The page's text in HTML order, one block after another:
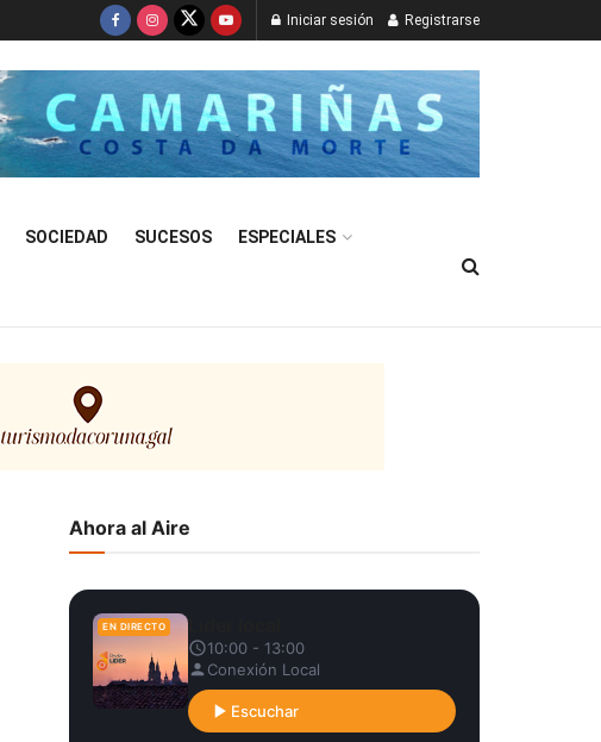
Iniciar sesión Registrarse
SOCIEDAD SUCESOS ESPECIALES
Ahora al Aire
EN DIRECTO
10:00 - 13:00
Conexión Local
Escuchar